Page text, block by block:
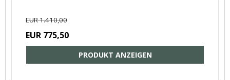
EUR 1.410,00
EUR 775,50
PRODUKT ANZEIGEN